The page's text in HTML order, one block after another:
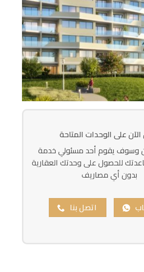
على الوحدات المتاحة
وسوف يقوم أحد مسئولي خدمة
للحصول على وحدتك العقارية
بدون أي مصاريف
اتصل بنا